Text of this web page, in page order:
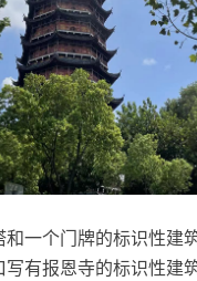
一个门牌的标识性建
有报恩寺的标识性建